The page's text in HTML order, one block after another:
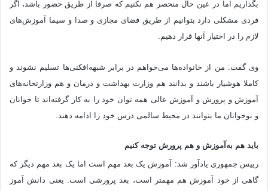
بگذاریم اما در عین حال منحصر هم نکنیم که صرفا از طریق حضور باشد، اگر
فردی مشکلی دارد بتوانیم از طریق فضای مجازی و صدا و سیما آموزش‌های
لازم را در اختیار آنها قرار دهیم.
وی گفت: من از خانواده‌ها می‌خواهم در برابر شبهه‌افکنی‌ها تسلیم نشوند و
کاملا هوشیار باشند و بدانند هم وزارت بهداشت و درمان و هم وزارتخانه‌های
آموزش و پرورش و آموزش عالی همه توان خود را به کار گرفته‌اند تا جوانان
و نوجوانان ما بتوانند در محیط سالمی درس خود را ادامه دهند.
باید هم به‌آموزش و هم پرورش توجه کنیم
رییس جمهوری یادآور شد: آموزش یک بعد مهم است اما یک بعد مهم دیگر که
گاهی از خود آموزش هم مهمتر است، بعد پرورشی است. یعنی دانش آموز